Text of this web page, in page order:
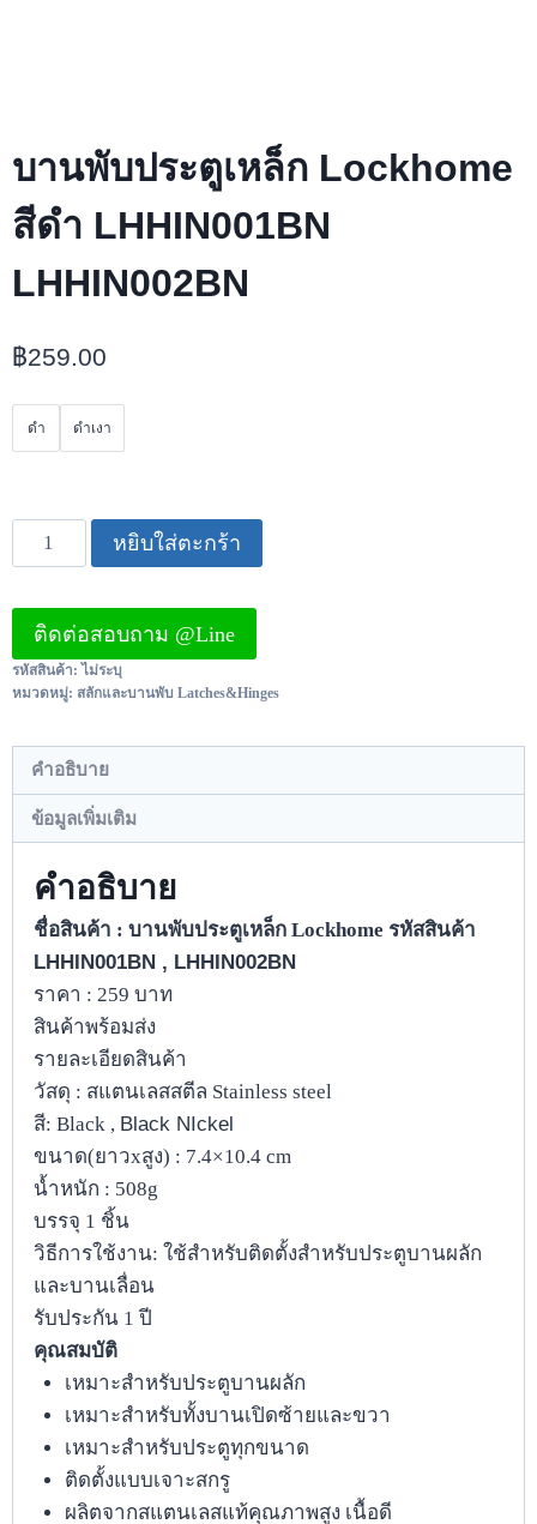
บานพับประตูเหล็ก Lockhome
สีดำ LHHIN001BN
LHHIN002BN
฿259.00
ดำ ดำเงา
หยิบใส่ตะกร้า
ติดต่อสอบถาม @Line
รหัสสินค้า:ไม่ระบุ
หมวดหมู่: สลักและบานพับ Latches&Hinges
คำอธิบาย
ข้อมูลเพิ่มเติม
คำอธิบาย
ชื่อสินค้า : บานพับประตูเหล็ก Lockhome รหัสสินค้า
LHHIN001BN , LHHIN002BN
ราคา : 259 บาท
สินค้าพร้อมส่ง
รายละเอียดสินค้า
วัสดุ : สแตนเลสสตีล Stainless steel
สี: Black , Black NIckel
ขนาด(ยาวxสูง) : 7.4×10.4 cm
น้ำหนัก : 508g
บรรจุ 1 ชิ้น
วิธีการใช้งาน: ใช้สำหรับติดตั้งสำหรับประตูบานผลัก
และบานเลื่อน
รับประกัน 1 ปี
คุณสมบัติ
เหมาะสำหรับประตูบานผลัก
เหมาะสำหรับทั้งบานเปิดซ้ายและขวา
เหมาะสำหรับประตูทุกขนาด
ติดตั้งแบบเจาะสกรู
ผลิตจากสแตนเลสแท้คุณภาพสูง เนื้อดี